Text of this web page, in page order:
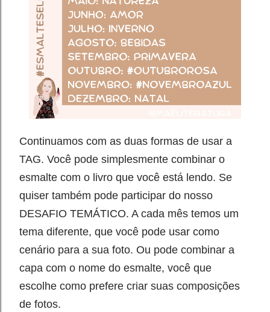
Continuamos com as duas formas de usar a
TAG. Você pode simplesmente combinar o
esmalte com o livro que você está lendo. Se
quiser também pode participar do nosso
DESAFIO TEMÁTICO. A cada mês temos um
tema diferente, que você pode usar como
cenário para a sua foto. Ou pode combinar a
capa com o nome do esmalte, você que
escolhe como prefere criar suas composições
de fotos.